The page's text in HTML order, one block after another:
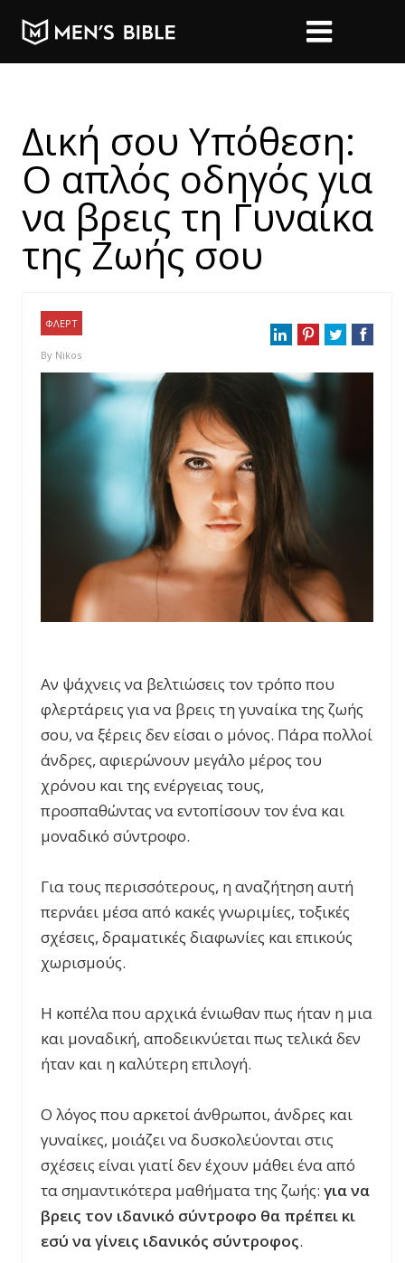
Δική σου Υπόθεση:
Ο απλός οδηγός για
να βρεις τη Γυναίκα
της Ζωής σου
ΦΛΕΡΤ
By Nikos
Αν ψάχνεις να βελτιώσεις τον τρόπο που
φλερτάρεις για να βρεις τη γυναίκα της ζωής
σου, να ξέρεις δεν είσαι ο μόνος. Πάρα πολλοί
άνδρες, αφιερώνουν μεγάλο μέρος του
χρόνου και της ενέργειας τους,
προσπαθώντας να εντοπίσουν τον ένα και
μοναδικό σύντροφο.
Για τους περισσότερους, η αναζήτηση αυτή
περνάει μέσα από κακές γνωριμίες, τοξικές
σχέσεις, δραματικές διαφωνίες και επικούς
χωρισμούς.
Η κοπέλα που αρχικά ένιωθαν πως ήταν η μια
και μοναδική, αποδεικνύεται πως τελικά δεν
ήταν και η καλύτερη επιλογή.
Ο λόγος που αρκετοί άνθρωποι, άνδρες και
γυναίκες, μοιάζει να δυσκολεύονται στις
σχέσεις είναι γιατί δεν έχουν μάθει ένα από
τα σημαντικότερα μαθήματα της ζωής: για να
βρεις τoν ιδανικό σύντροφο θα πρέπει κι
εσύ να γίνεις ιδανικός σύντροφος.